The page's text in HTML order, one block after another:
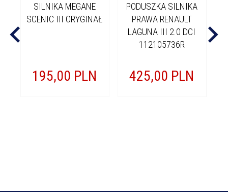
SILNIKA MEGANE
SCENIC III ORYGINAŁ
195,00 PLN
PODUSZKA SILNIKA
PRAWA RENAULT
LAGUNA III 2.0 DCI
112105736R
425,00 PLN